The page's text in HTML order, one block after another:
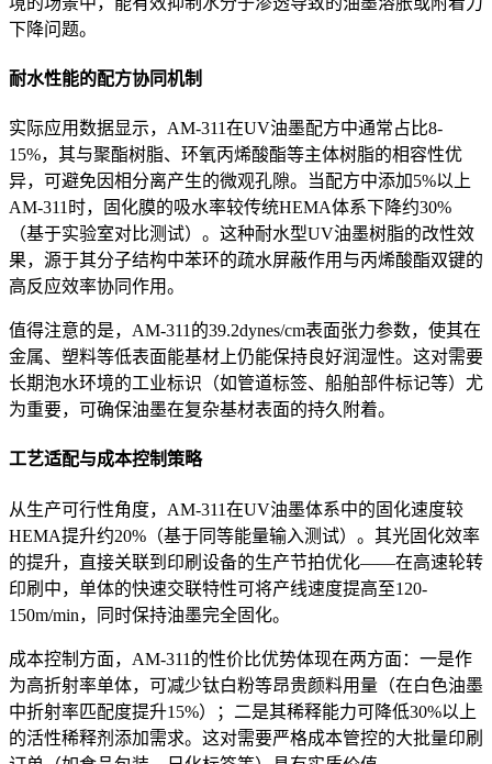
下降问题。
耐水性能的配方协同机制
实际应用数据显示，AM-311在UV油墨配方中通常占比8-
15%，其与聚酯树脂、环氧丙烯酸酯等主体树脂的相容性优
异，可避免因相分离产生的微观孔隙。当配方中添加5%以上
AM-311时，固化膜的吸水率较传统HEMA体系下降约30%
（基于实验室对比测试）。这种耐水型UV油墨树脂的改性效
果，源于其分子结构中苯环的疏水屏蔽作用与丙烯酸酯双键的
高反应效率协同作用。
值得注意的是，AM-311的39.2dynes/cm表面张力参数，使其在
金属、塑料等低表面能基材上仍能保持良好润湿性。这对需要
长期泡水环境的工业标识（如管道标签、船舶部件标记等）尤
为重要，可确保油墨在复杂基材表面的持久附着。
工艺适配与成本控制策略
从生产可行性角度，AM-311在UV油墨体系中的固化速度较
HEMA提升约20%（基于同等能量输入测试）。其光固化效率
的提升，直接关联到印刷设备的生产节拍优化——在高速轮转
印刷中，单体的快速交联特性可将产线速度提高至120-
150m/min，同时保持油墨完全固化。
成本控制方面，AM-311的性价比优势体现在两方面：一是作
为高折射率单体，可减少钛白粉等昂贵颜料用量（在白色油墨
中折射率匹配度提升15%）；二是其稀释能力可降低30%以上
的活性稀释剂添加需求。这对需要严格成本管控的大批量印刷